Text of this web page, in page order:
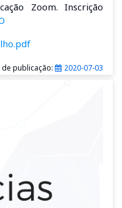
Zoom. Inscrição
de publicação: 2020-07-03